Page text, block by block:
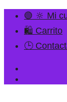
🟢 🔆 Mi
🛍️ Carrito
🕒